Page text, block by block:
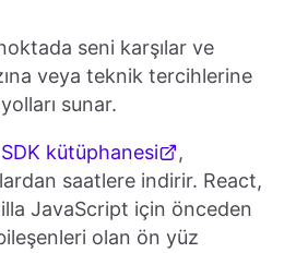
seni karşılar ve
veya teknik tercihlerine
sunar.
SDK kütüphanesi
,
saatlere indirir. React,
JavaScript için önceden
olan ön yüz